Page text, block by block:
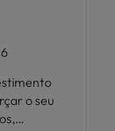
o seu